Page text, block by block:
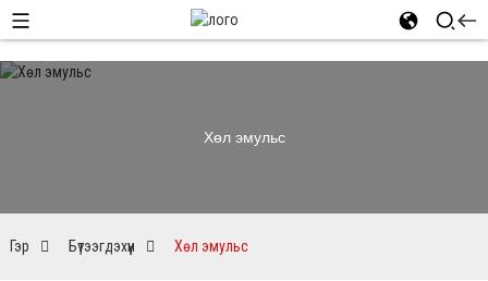
Хөл эмульс
Гэр Бүтээгдэхүүн Хөл эмульс